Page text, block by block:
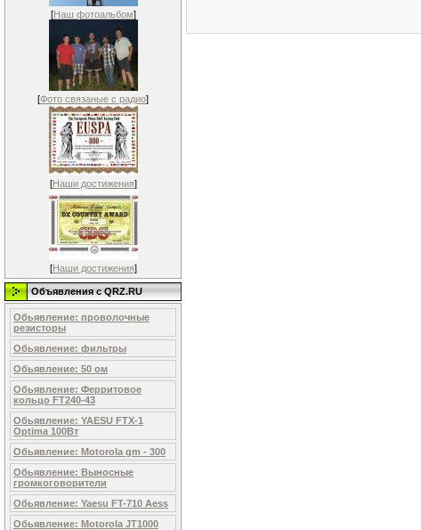
[Наш фотоальбом]
[Фото связаные с радио]
[Наши достижения]
[Наши достижения]
Объявления c QRZ.RU
Обьявление: проволочные
резисторы
Обьявление: фильтры
Обьявление: 50 ом
Обьявление: Ферритовое
кольцо FT240-43
Обьявление: YAESU FTX-1
Optima 100Вт
Обьявление: Motorola gm - 300
Обьявление: Выносные
громкоговорители
Обьявление: Yaesu FT-710 Aess
Обьявление: Motorоla JT1000